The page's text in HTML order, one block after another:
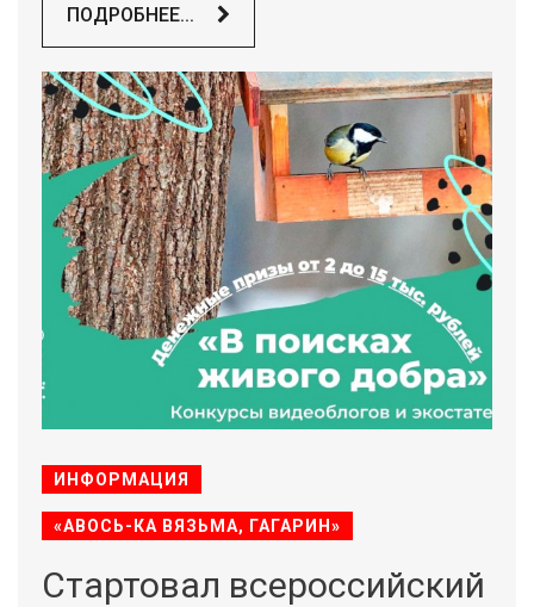
ПОДРОБНЕЕ...
ИНФОРМАЦИЯ
«АВОСЬ-КА ВЯЗЬМА, ГАГАРИН»
Стартовал всероссийский